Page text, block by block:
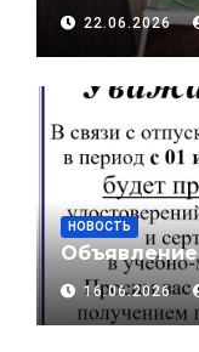
22.06.2026
НОВОСТЬ
Объявление
16.06.2026